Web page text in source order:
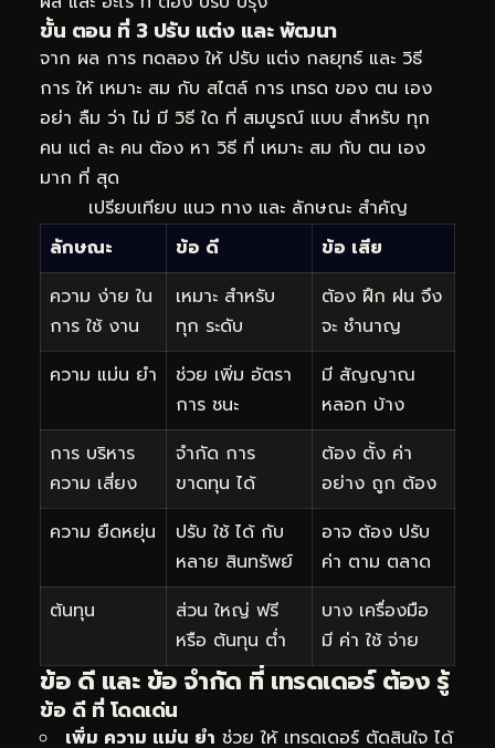
ขั้น ตอน ที่ 3 ปรับ แต่ง และ พัฒนา
จาก ผล การ ทดลอง ให้ ปรับ แต่ง กลยุทธ์ และ วิธี
การ ให้ เหมาะ สม กับ สไตล์ การ เทรด ของ ตน เอง
อย่า ลืม ว่า ไม่ มี วิธี ใด ที่ สมบูรณ์ แบบ สำหรับ ทุก
คน แต่ ละ คน ต้อง หา วิธี ที่ เหมาะ สม กับ ตน เอง
มาก ที่ สุด
เปรียบเทียบ แนว ทาง และ ลักษณะ สำคัญ
ลักษณะ
ข้อ ดี
ข้อ เสีย
ความ ง่าย ใน
การ ใช้ งาน
เหมาะ สำหรับ
ทุก ระดับ
ต้อง ฝึก ฝน จึง
จะ ชำนาญ
ความ แม่น ยำ
ช่วย เพิ่ม อัตรา
การ ชนะ
มี สัญญาณ
หลอก บ้าง
การ บริหาร
ความ เสี่ยง
จำกัด การ
ขาดทุน ได้
ต้อง ตั้ง ค่า
อย่าง ถูก ต้อง
ความ ยืดหยุ่น
ปรับ ใช้ ได้ กับ
หลาย สินทรัพย์
อาจ ต้อง ปรับ
ค่า ตาม ตลาด
ต้นทุน
ส่วน ใหญ่ ฟรี
หรือ ต้นทุน ต่ำ
บาง เครื่องมือ
มี ค่า ใช้ จ่าย
ข้อ ดี และ ข้อ จำกัด ที่ เทรดเดอร์ ต้อง รู้
ข้อ ดี ที่ โดดเด่น
เพิ่ม ความ แม่น ยำ ช่วย ให้ เทรดเดอร์ ตัดสินใจ ได้